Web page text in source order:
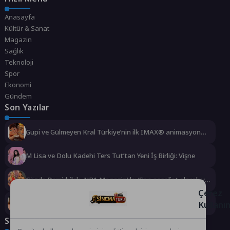
Anasayfa
Kültür & Sanat
Magazin
Sağlık
Teknoloji
Spor
Ekonomi
Gündem
Son Yazılar
Gupi ve Gülmeyen Kral Türkiye’nin ilk IMAX® animasyon
M Lisa ve Dolu Kadehi Ters Tut’tan Yeni İş Birliği: Vişne
Gözde Demirbilek, NR1 Magazin’de: ‘Son assolist olarak var
Kayseri’de izdiham değil, rekor vardı!
Sosyal Medya
Çerez